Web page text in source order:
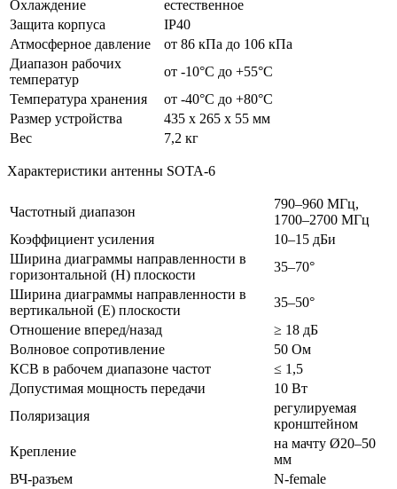
Охлаждение
естественное
Защита корпуса
IP40
Атмосферное давление
от 86 кПа до 106 кПа
Диапазон рабочих
температур
от -10°С до +55°С
Температура хранения
от -40°С до +80°С
Размер устройства
435 x 265 x 55 мм
Вес
7,2 кг
Характеристики антенны SOTA-6
Частотный диапазон
790–960 МГц,
1700–2700 МГц
Коэффициент усиления
10–15 дБи
Ширина диаграммы направленности в
горизонтальной (H) плоскости
35–70°
Ширина диаграммы направленности в
вертикальной (E) плоскости
35–50°
Отношение вперед/назад
≥ 18 дБ
Волновое сопротивление
50 Ом
КСВ в рабочем диапазоне частот
≤ 1,5
Допустимая мощность передачи
10 Вт
Поляризация
регулируемая
кронштейном
Крепление
на мачту Ø20–50
мм
ВЧ-разъем
N-female